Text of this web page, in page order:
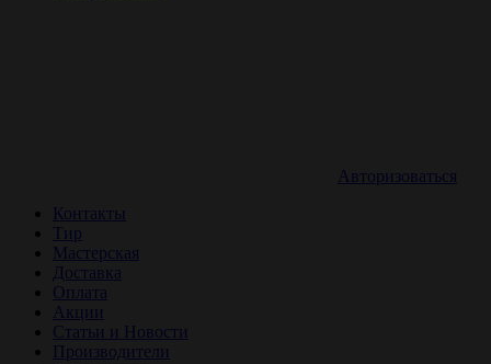
Авторизоваться
Контакты
Тир
Мастерская
Доставка
Оплата
Акции
Статьи и Новости
Производители